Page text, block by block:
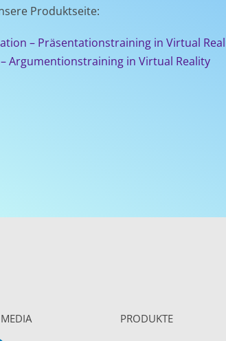
Produktseite:
– Präsentationstraining in Virtual
– Argumentionstraining in Virtual Reality
PRODUKTE